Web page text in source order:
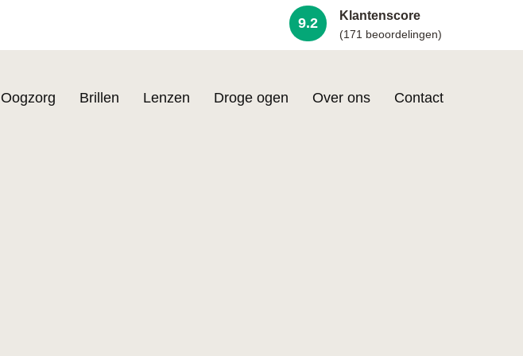
9.2 Klantenscore
(171 beoordelingen)
Oogzorg Brillen Lenzen Droge ogen Over ons Contact